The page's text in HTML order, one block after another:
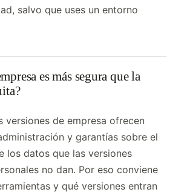
salvo que uses un entorno
es más segura que la
versiones de empresa ofrecen
y garantías sobre el
los datos que las versiones
no dan. Por eso conviene
y qué versiones entran